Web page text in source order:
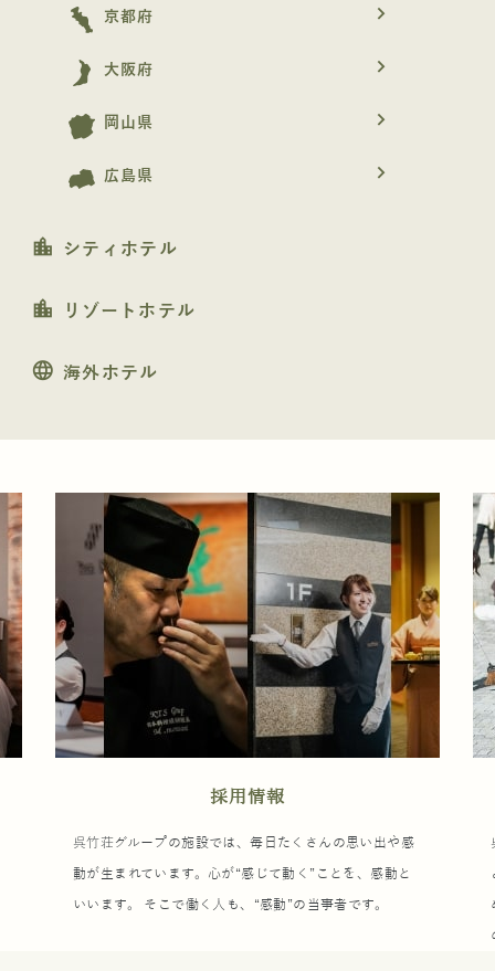
京都府 navigate_next
大阪府 navigate_next
岡山県 navigate_next
広島県 navigate_next
location_city シティホテル
location_city リゾートホテル
language 海外ホテル
採用情報
呉竹荘グループの施設では、毎日たくさんの思い出や感
動が生まれています。心が“感じて動く”ことを、感動と
いいます。 そこで働く人も、“感動”の当事者です。